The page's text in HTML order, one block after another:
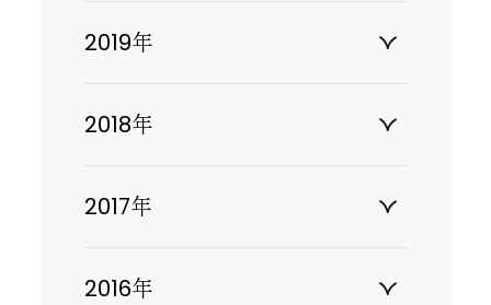
2019年
2018年
2017年
2016年